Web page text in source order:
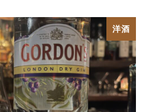
洋酒